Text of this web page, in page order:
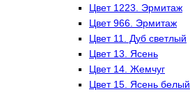
Цвет 1223. Эрмитаж
Цвет 966. Эрмитаж
Цвет 11. Дуб светлый
Цвет 13. Ясень
Цвет 14. Жемчуг
Цвет 15. Ясень белый